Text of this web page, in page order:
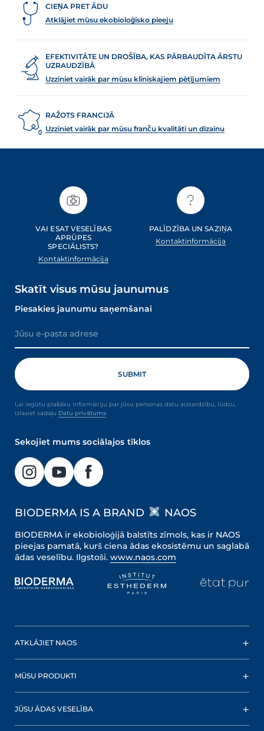
CIEŅA PRET ĀDU
Atklājiet mūsu ekobioloģisko pieeju
EFEKTIVITĀTE UN DROŠĪBA, KAS PĀRBAUDĪTA ĀRSTU
UZRAUDZĪBĀ
Uzziniet vairāk par mūsu klīniskajiem pētījumiem
RAŽOTS FRANCIJĀ
Uzziniet vairāk par mūsu franču kvalitāti un dizainu
VAI ESAT VESELĪBAS
APRŪPES
SPECIĀLISTS?
Kontaktinformācija
PALĪDZĪBA UN SAZIŅA
Kontaktinformācija
Skatīt visus mūsu jaunumus
Piesakies jaunumu saņemšanai
Lai iegūtu plašāku informāciju par jūsu personas datu aizsardzību, lūdzu,
izlasiet sadaļu Datu privātums
Sekojiet mums sociālajos tīklos
BIODERMA IS A BRAND NAOS
BIODERMA ir ekobioloģijā balstīts zīmols, kas ir NAOS
pieejas pamatā, kurš ciena ādas ekosistēmu un saglabā
ādas veselību. Ilgstoši. www.naos.com
ATKLĀJIET NAOS
MŪSU PRODUKTI
JŪSU ĀDAS VESELĪBA